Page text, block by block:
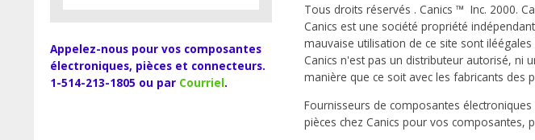
Appelez-nous pour vos composantes
électroniques, pièces et connecteurs.
1-514-213-1805 ou par Courriel.
Tous droits réservés . Canics ™ Inc. 2000.
Canics est une société propriété
mauvaise utilisation de ce site sont
Canics n'est pas un distributeur autorisé, ni
manière que ce soit avec les fabricants des
Fournisseurs de composantes
pièces chez Canics pour vos composantes,